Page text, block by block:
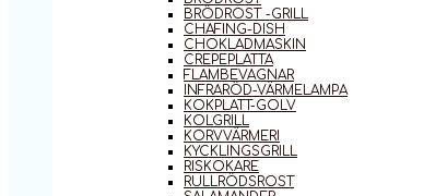
BRÖDROST -GRILL
CHAFING-DISH
CHOKLADMASKIN
CREPEPLATTA
FLAMBEVAGNAR
INFRARÖD-VÄRMELAMPA
KOKPLATT-GOLV
KOLGRILL
KORVVÄRMERI
KYCKLINGSGRILL
RISKOKARE
RULLRÖDSROST